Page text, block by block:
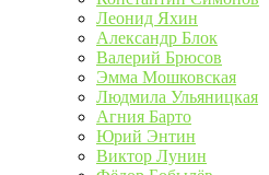
Леонид Яхин
Александр Блок
Валерий Брюсов
Эмма Мошковская
Людмила Ульяницкая
Агния Барто
Юрий Энтин
Виктор Лунин